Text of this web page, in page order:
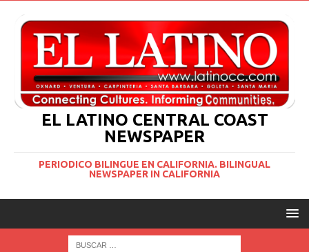
EL LATINO CENTRAL COAST
NEWSPAPER
PERIODICO BILINGUE EN CALIFORNIA. BILINGUAL
NEWSPAPER IN CALIFORNIA